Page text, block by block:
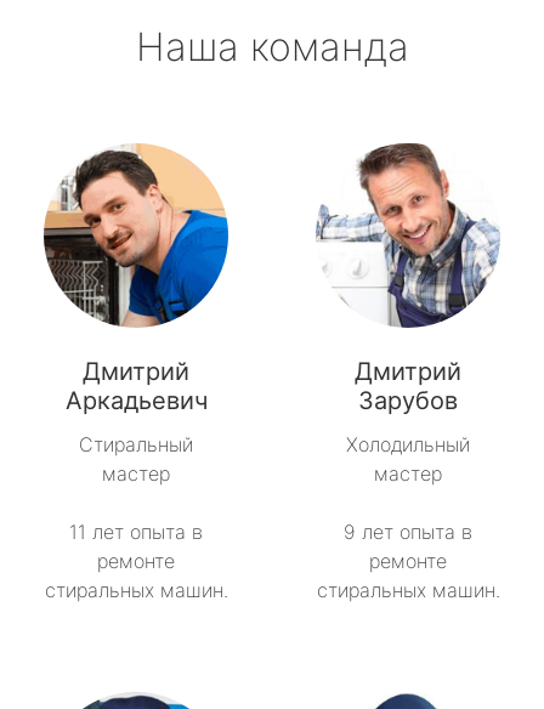
Наша команда
Дмитрий
Аркадьевич
Стиральный
мастер
11 лет опыта в
ремонте
стиральных машин.
Дмитрий
Зарубов
Холодильный
мастер
9 лет опыта в
ремонте
стиральных машин.